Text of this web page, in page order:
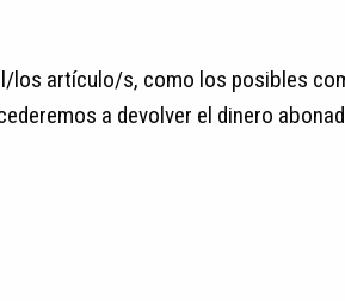
los artículo/s, como los posibles
a devolver el dinero